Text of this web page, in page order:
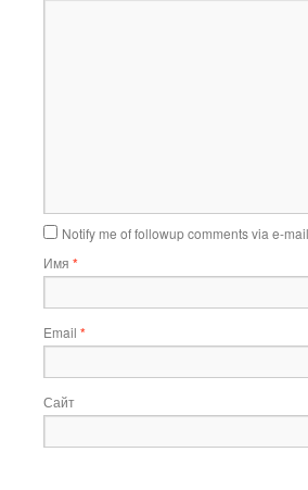
Notify me of followup comments via e-mail
Имя *
Email *
Сайт